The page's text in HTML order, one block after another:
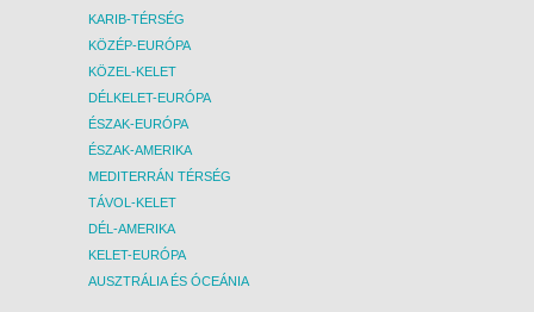
KARIB-TÉRSÉG
KÖZÉP-EURÓPA
KÖZEL-KELET
DÉLKELET-EURÓPA
ÉSZAK-EURÓPA
ÉSZAK-AMERIKA
MEDITERRÁN TÉRSÉG
TÁVOL-KELET
DÉL-AMERIKA
KELET-EURÓPA
AUSZTRÁLIA ÉS ÓCEÁNIA